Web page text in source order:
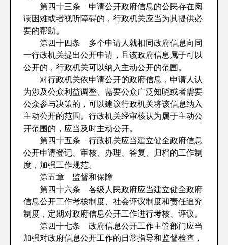
第四十三条 申请公开政府信息的公民存在阅
读困难或者视听障碍的，行政机关应当为其提供必
要的帮助。
第四十四条 多个申请人就相同政府信息向同
一行政机关提出公开申请，且该政府信息属于可以
公开的，行政机关可以纳入主动公开的范围。
对行政机关依申请公开的政府信息，申请人认
为涉及公众利益调整、需要公众广泛知晓或者需要
公众参与决策的，可以建议行政机关将该信息纳入
主动公开的范围。行政机关经审核认为属于主动公
开范围的，应当及时主动公开。
第四十五条 行政机关应当建立健全政府信息
公开申请登记、审核、办理、答复、归档的工作制
度，加强工作规范。
第五章 监督和保障
第四十六条 各级人民政府应当建立健全政府
信息公开工作考核制度、社会评议制度和责任追究
制度，定期对政府信息公开工作进行考核、评议。
第四十七条 政府信息公开工作主管部门应当
加强对政府信息公开工作的日常指导和监督检查，